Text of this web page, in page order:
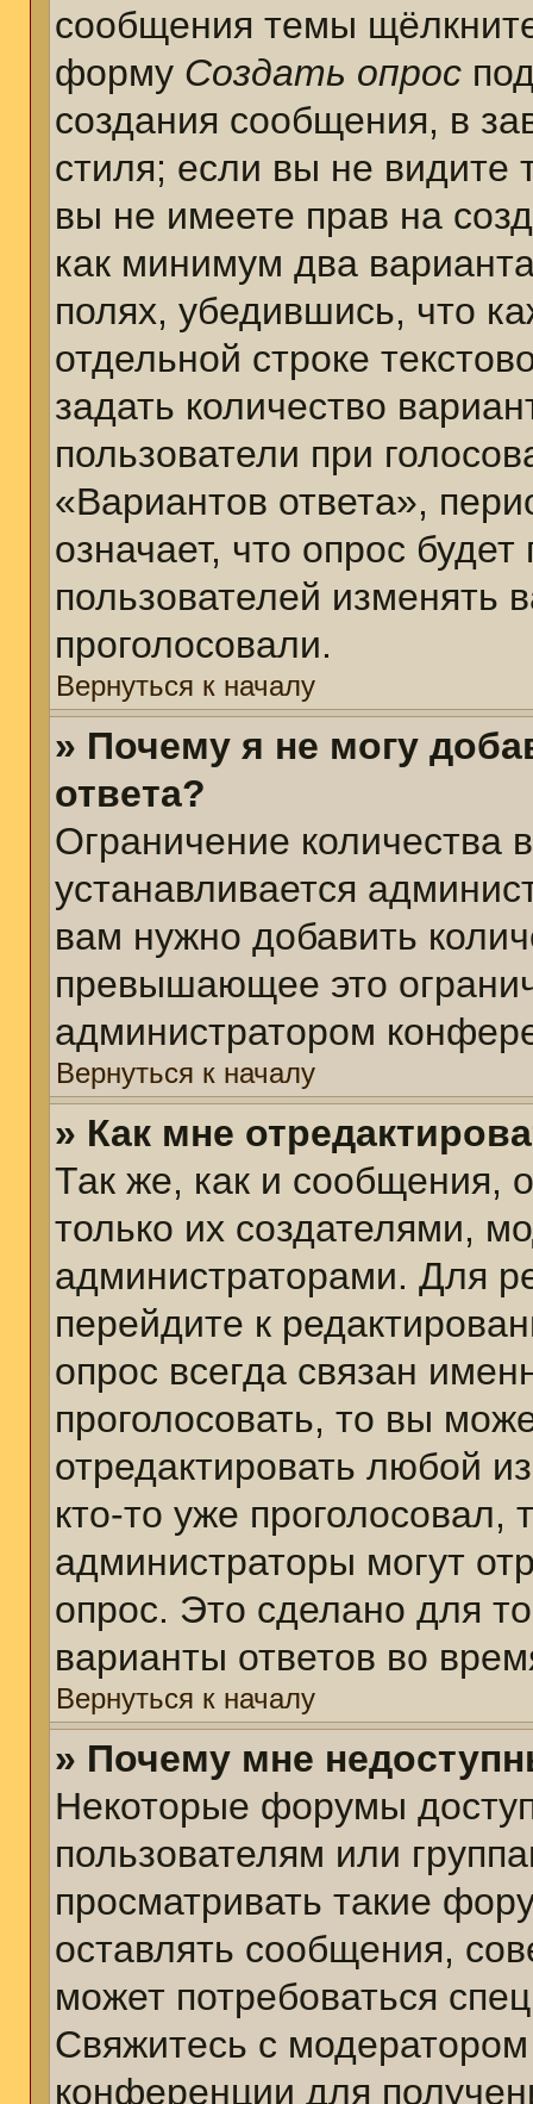
сообщения темы
форму Создать опрос
создания сообщения, в
стиля; если вы не видите
вы не имеете прав на
как минимум два
полях, убедившись, что
отдельной строке
задать количество
пользователи при
«Вариантов ответа»,
означает, что опрос
пользователей изменять
проголосовали.
Вернуться к началу
» Почему я не могу
ответа?
Ограничение количества
устанавливается
вам нужно добавить
превышающее это
администратором
Вернуться к началу
» Как мне
Так же, как и сообщения,
только их создателями,
администраторами. Для
перейдите к
опрос всегда связан
проголосовать, то вы
отредактировать любой
кто-то уже
администраторы могут
опрос. Это сделано для
варианты ответов во
Вернуться к началу
» Почему мне
Некоторые форумы
пользователям или
просматривать такие
оставлять сообщения,
может потребоваться
Свяжитесь с
конференции для